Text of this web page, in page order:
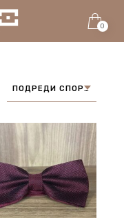
0
ПОДРЕДИ СПОРЕД ПОСЛЕДНИ ПРОДУКТИ